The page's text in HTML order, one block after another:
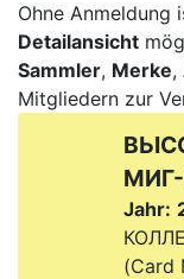
Ohne Anmeldung
Detailansicht
Sammler, Merke,
Mitgliedern zur
Jahr:
(Card